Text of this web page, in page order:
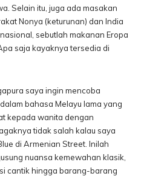
Selain itu, juga ada masakan
Nonya (keturunan) dan India
sebutlah makanan Eropa
saja kayaknya tersedia di
saya ingin mencoba
bahasa Melayu lama yang
kepada wanita dengan
tidak salah kalau saya
di Armenian Street. Inilah
nuansa kemewahan klasik,
cantik hingga barang-barang